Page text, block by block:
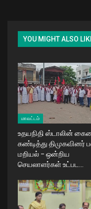
YOU MIGHT ALSO
மாவட்டம்
உதயநிதி ஸ்டாலின்
கண்டித்து திமுகவினர்
மறியல் – ஒன்றிய
செயலாளர்கள் உட்பட…